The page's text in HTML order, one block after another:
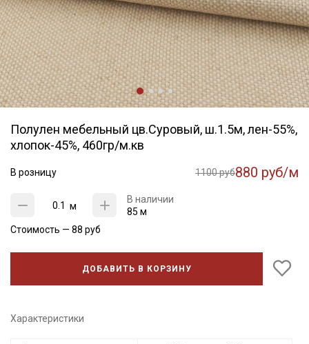
Полулен мебельный цв.Суровый, ш.1.5м, лен-55%,
хлопок-45%, 460гр/м.кв
В розницу 1100 руб880 руб/м
м
В наличии
85 м
Стоимость — 88 руб
ДОБАВИТЬ В КОРЗИНУ
Характеристики